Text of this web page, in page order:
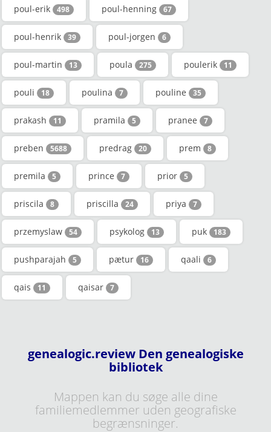
poul-erik 498 poul-henning 67
poul-henrik 39 poul-jorgen 6
poul-martin 13 poula 275 poulerik 11
pouli 18 poulina 7 pouline 35
prakash 11 pramila 5 pranee 7
preben 5688 predrag 20 prem 8
premila 5 prince 7 prior 5
priscila 8 priscilla 24 priya 7
przemyslaw 54 psykolog 13 puk 183
pushparajah 5 pætur 16 qaali 6
qais 11 qaisar 7
genealogic.review Den genealogiske
bibliotek
Mappen kan du søge alle dine
familiemedlemmer uden geografiske
begrænsninger.